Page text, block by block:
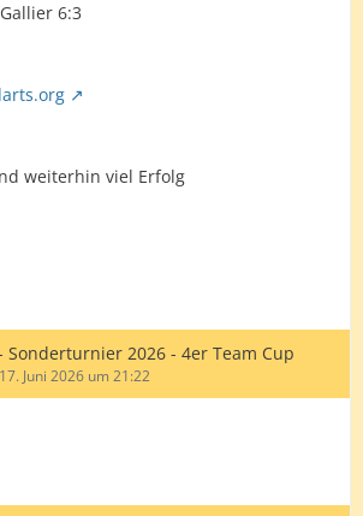
6:3
weiterhin viel Erfolg
Sonderturnier 2026 - 4er Team Cup
17. Juni 2026 um 21:22